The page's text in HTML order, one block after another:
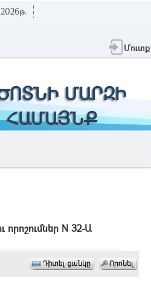
Մուտք
ՄԱՐԶԻ
ՀԱՄԱՅՆՔ
որոշումներ N 32-Ա